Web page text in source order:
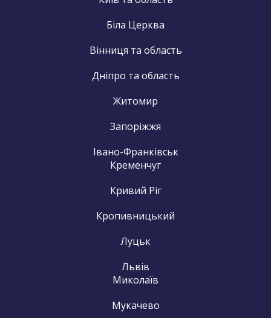
Біла Церква
Вінниця та область
Дніпро та область
Житомир
Запоріжжя
Івано-Франківськ
Кременчуг
Кривий Ріг
Кропивницький
Луцьк
Львів
Миколаїв
Мукачево